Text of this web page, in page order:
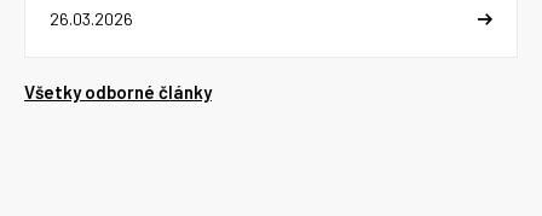
26.03.2026
Všetky odborné články